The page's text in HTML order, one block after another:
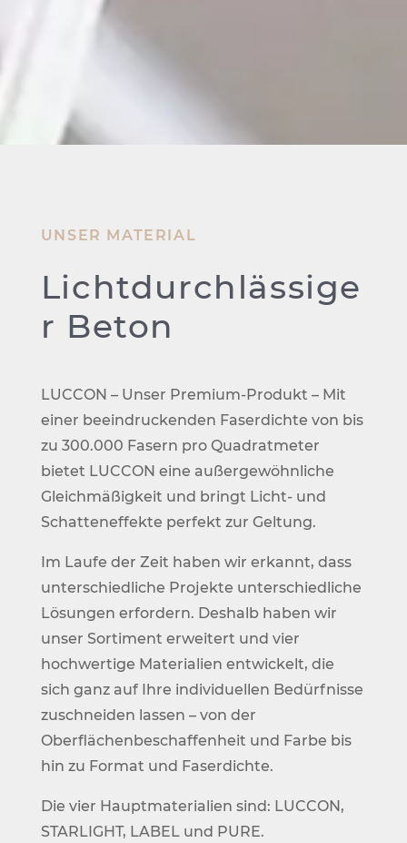
UNSER MATERIAL
Lichtdurchlässige
r Beton
LUCCON – Unser Premium-Produkt – Mit
einer beeindruckenden Faserdichte von bis
zu 300.000 Fasern pro Quadratmeter
bietet LUCCON eine außergewöhnliche
Gleichmäßigkeit und bringt Licht- und
Schatteneffekte perfekt zur Geltung.
Im Laufe der Zeit haben wir erkannt, dass
unterschiedliche Projekte unterschiedliche
Lösungen erfordern. Deshalb haben wir
unser Sortiment erweitert und vier
hochwertige Materialien entwickelt, die
sich ganz auf Ihre individuellen Bedürfnisse
zuschneiden lassen – von der
Oberflächenbeschaffenheit und Farbe bis
hin zu Format und Faserdichte.
Die vier Hauptmaterialien sind: LUCCON,
STARLIGHT, LABEL und PURE.